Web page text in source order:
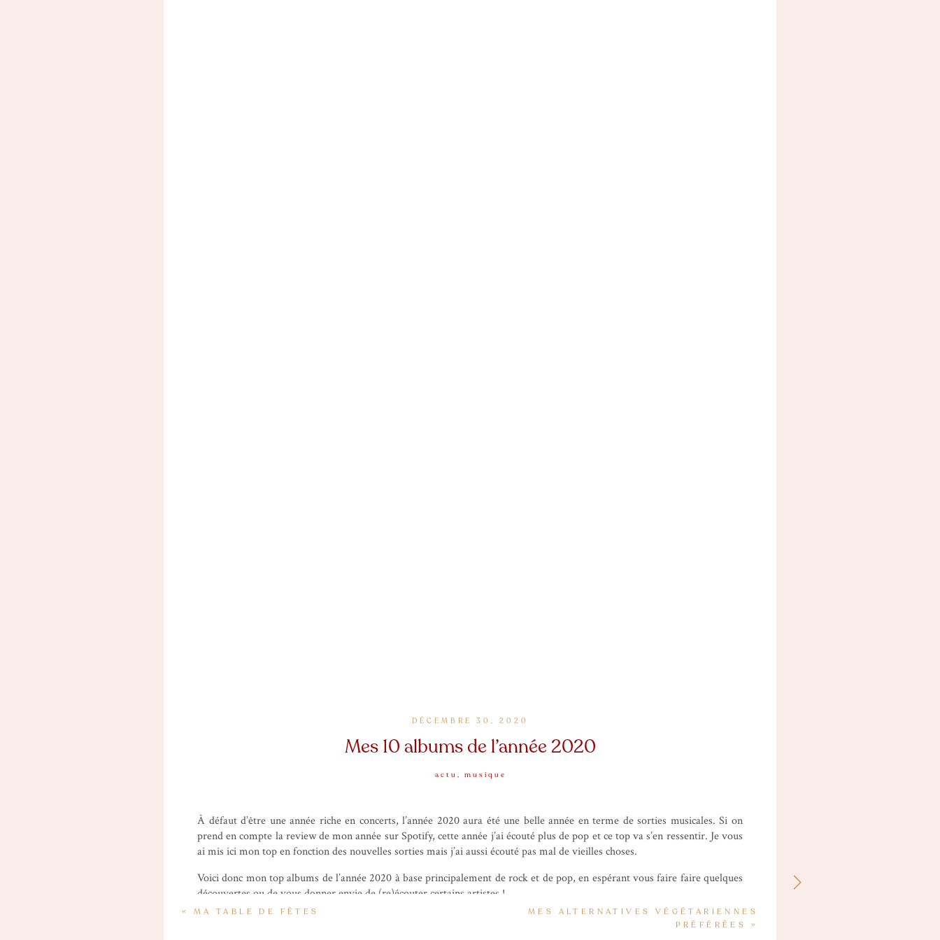
DÉCEMBRE 30, 2020
Mes 10 albums de l’année 2020
actu , musique
À défaut d’être une année riche en concerts, l’année 2020 aura été une belle année en terme de sorties musicales. Si on
prend en compte la review de mon année sur Spotify, cette année j’ai écouté plus de pop et ce top va s’en ressentir. Je vous
ai mis ici mon top en fonction des nouvelles sorties mais j’ai aussi écouté pas mal de vieilles choses.
Voici donc mon top albums de l’année 2020 à base principalement de rock et de pop, en espérant vous faire faire quelques
découvertes ou de vous donner envie de (re)écouter certains artistes !
MACHINE GUN KELLY – TICKETS TO MY DOWNFALL (DELUXE)
MES ALTERNATIVES VÉGÉTARIENNES
PRÉFÉRÉES
»
« MA TABLE DE FÊTES